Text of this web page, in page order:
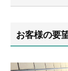
お客様の要